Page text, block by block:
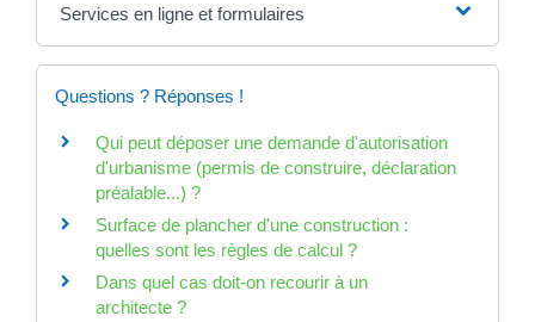
Services en ligne et formulaires
Questions ? Réponses !
Qui peut déposer une demande d'autorisation
d'urbanisme (permis de construire, déclaration
préalable...) ?
Surface de plancher d'une construction :
quelles sont les règles de calcul ?
Dans quel cas doit-on recourir à un
architecte ?